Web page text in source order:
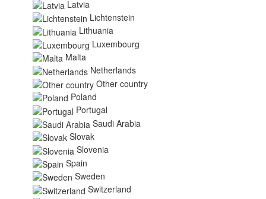
Latvia
Lichtenstein
Lithuania
Luxembourg
Malta
Netherlands
Other country
Poland
Portugal
Saudi Arabia
Slovak
Slovenia
Spain
Sweden
Switzerland